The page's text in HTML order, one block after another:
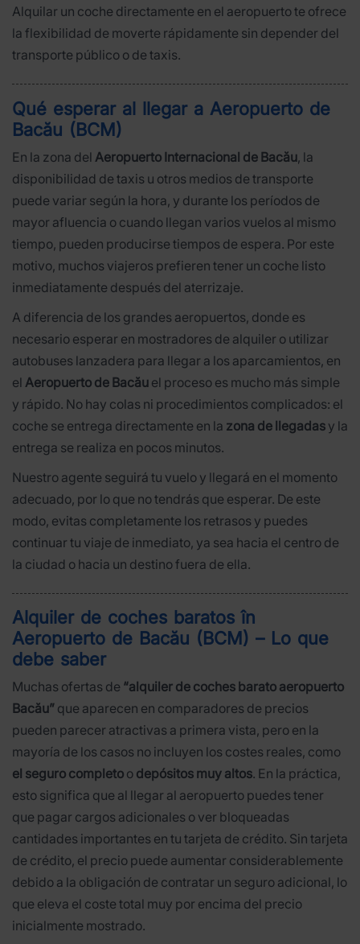
Alquilar un coche directamente en el aeropuerto te ofrece
la flexibilidad de moverte rápidamente sin depender del
transporte público o de taxis.
Qué esperar al llegar a Aeropuerto de
Bacău (BCM)
En la zona del Aeropuerto Internacional de Bacău, la
disponibilidad de taxis u otros medios de transporte
puede variar según la hora, y durante los períodos de
mayor afluencia o cuando llegan varios vuelos al mismo
tiempo, pueden producirse tiempos de espera. Por este
motivo, muchos viajeros prefieren tener un coche listo
inmediatamente después del aterrizaje.
A diferencia de los grandes aeropuertos, donde es
necesario esperar en mostradores de alquiler o utilizar
autobuses lanzadera para llegar a los aparcamientos, en
el Aeropuerto de Bacău el proceso es mucho más simple
y rápido. No hay colas ni procedimientos complicados: el
coche se entrega directamente en la zona de llegadas y la
entrega se realiza en pocos minutos.
Nuestro agente seguirá tu vuelo y llegará en el momento
adecuado, por lo que no tendrás que esperar. De este
modo, evitas completamente los retrasos y puedes
continuar tu viaje de inmediato, ya sea hacia el centro de
la ciudad o hacia un destino fuera de ella.
Alquiler de coches baratos în
Aeropuerto de Bacău (BCM) – Lo que
debe saber
Muchas ofertas de “alquiler de coches barato aeropuerto
Bacău” que aparecen en comparadores de precios
pueden parecer atractivas a primera vista, pero en la
mayoría de los casos no incluyen los costes reales, como
el seguro completo o depósitos muy altos. En la práctica,
esto significa que al llegar al aeropuerto puedes tener
que pagar cargos adicionales o ver bloqueadas
cantidades importantes en tu tarjeta de crédito. Sin tarjeta
de crédito, el precio puede aumentar considerablemente
debido a la obligación de contratar un seguro adicional, lo
que eleva el coste total muy por encima del precio
inicialmente mostrado.